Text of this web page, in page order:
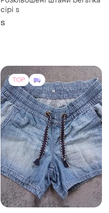
сірі s
S
TOP